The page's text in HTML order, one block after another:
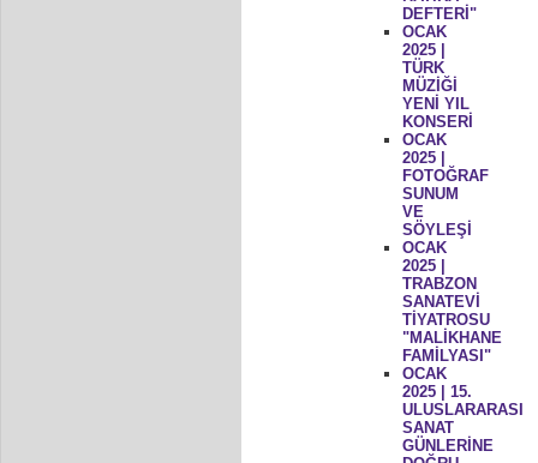
DEFTERİ"
OCAK
2025 |
TÜRK
MÜZİĞİ
YENİ YIL
KONSERİ
OCAK
2025 |
FOTOĞRAF
SUNUM
VE
SÖYLEŞİ
OCAK
2025 |
TRABZON
SANATEVİ
TİYATROSU
"MALİKHANE
FAMİLYASI"
OCAK
2025 | 15.
ULUSLARARASI
SANAT
GÜNLERİNE